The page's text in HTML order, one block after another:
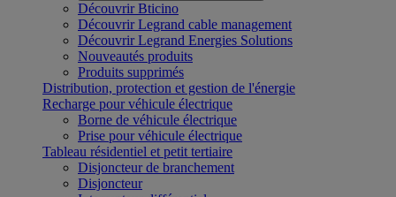
Découvrir Bticino
Découvrir Legrand cable management
Découvrir Legrand Energies Solutions
Nouveautés produits
Produits supprimés
Distribution, protection et gestion de l'énergie
Recharge pour véhicule électrique
Borne de véhicule électrique
Prise pour véhicule électrique
Tableau résidentiel et petit tertiaire
Disjoncteur de branchement
Disjoncteur